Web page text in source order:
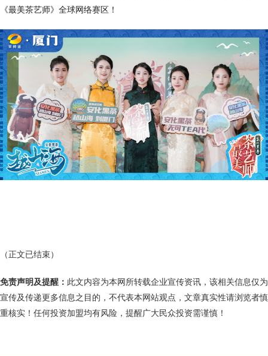
《最美茶艺师》全球网络赛区！
（正文已结束）
免责声明及提醒： 此文内容为本网所转载企业宣传资讯，该相关信息仅为
宣传及传递更多信息之目的，不代表本网站观点，文章真实性请浏览者慎
重核实！任何投资加盟均有风险，提醒广大民众投资需谨慎！